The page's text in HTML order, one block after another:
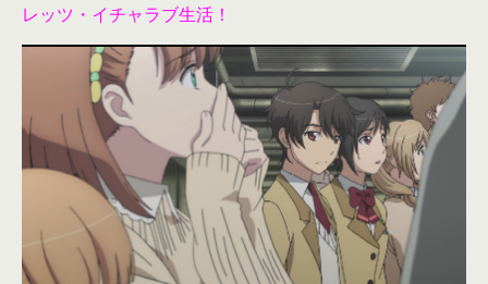
レッツ・イチャラブ生活！